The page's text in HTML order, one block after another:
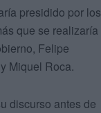
presidido por los
que se realizaría
Felipe
Miquel Roca.
discurso antes de